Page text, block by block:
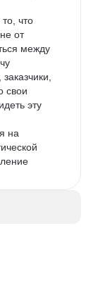
что
от
между
свои
эту
на